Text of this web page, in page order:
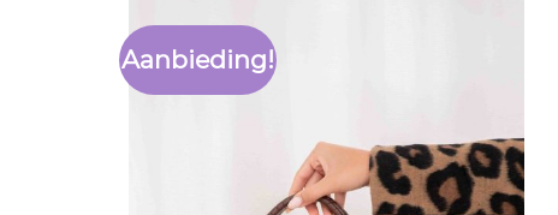
Aanbieding!